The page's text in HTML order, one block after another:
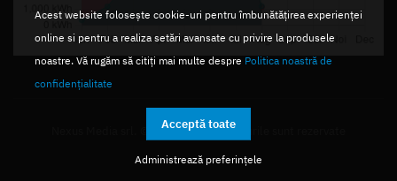
Acest website folosește cookie-uri pentru îmbunătățirea experienței
online si pentru a realiza setări avansate cu privire la produsele
noastre. Vă rugăm să citiți mai multe despre Politica noastră de
confidențialitate
Acceptă toate
Administrează preferințele
Nexus Media srl. © 2026. Toate drepturile sunt rezervate